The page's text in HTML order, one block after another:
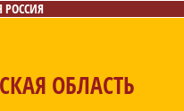
РОССИЯ
ОБЛАСТЬ